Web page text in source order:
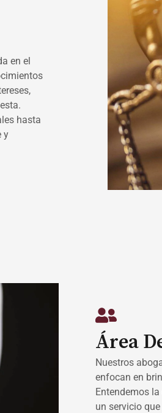
en el
hasta
y
Área
Nuestros
enfocan en
Entendemos
un servicio